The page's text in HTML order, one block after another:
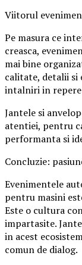
Viitorul
Pe masura ce
creasca,
mai bine
calitate, detalii si
intalniri in
Jantele si
atentiei, pentru
performanta si
Concluzie:
Evenimentele
pentru masini
Este o cultura
impartasite.
in acest
comun de dialog.